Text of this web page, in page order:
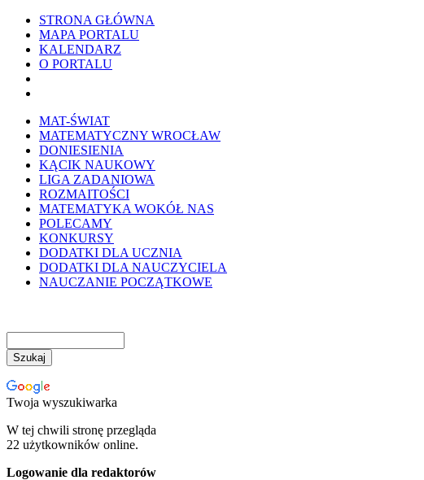
STRONA GŁÓWNA
MAPA PORTALU
KALENDARZ
O PORTALU
MAT-ŚWIAT
MATEMATYCZNY WROCŁAW
DONIESIENIA
KĄCIK NAUKOWY
LIGA ZADANIOWA
ROZMAITOŚCI
MATEMATYKA WOKÓŁ NAS
POLECAMY
KONKURSY
DODATKI DLA UCZNIA
DODATKI DLA NAUCZYCIELA
NAUCZANIE POCZĄTKOWE
Twoja wyszukiwarka
W tej chwili stronę przegląda
22 użytkowników online.
Logowanie dla redaktorów